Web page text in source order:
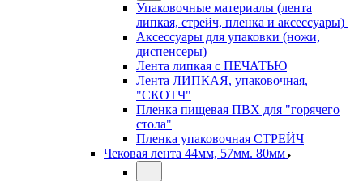
Упаковочные материалы (лента
липкая, стрейч, пленка и аксессуары)
Аксессуары для упаковки (ножи,
диспенсеры)
Лента липкая с ПЕЧАТЬЮ
Лента ЛИПКАЯ, упаковочная,
"СКОТЧ"
Пленка пищевая ПВХ для "горячего
стола"
Пленка упаковочная СТРЕЙЧ
Чековая лента 44мм, 57мм. 80мм